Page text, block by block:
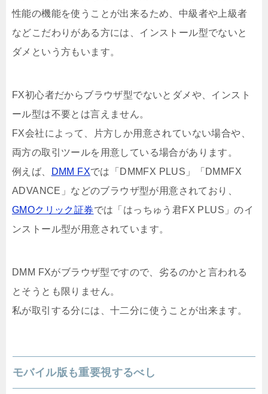
性能の機能を使うことが出来るため、中級者や上級者
などこだわりがある方には、インストール型でないと
ダメという方もいます。
FX初心者だからブラウザ型でないとダメや、インスト
ール型は不要とは言えません。
FX会社によって、片方しか用意されていない場合や、
両方の取引ツールを用意している場合があります。
例えば、
DMM FXでは「DMMFX PLUS」「DMMFX
ADVANCE」などのブラウザ型が用意されており、
GMOクリック証券では「はっちゅう君FX PLUS」のイ
ンストール型が用意されています。
DMM FXがブラウザ型ですので、劣るのかと言われる
とそうとも限りません。
私が取引する分には、十二分に使うことが出来ます。
モバイル版も重要視するべし